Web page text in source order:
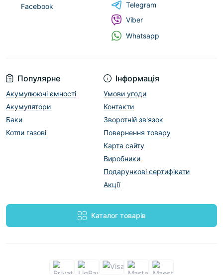
Популярне
Акумулюючі ємності
Акумулятори
Баки
Котли газові
Інформація
Умови угоди
Контакти
Зворотній зв'язок
Повернення товару
Карта сайту
Виробники
Подарункові сертифікати
Акції
Каталог товарів
Facebook
Telegram
Viber
Whatsapp